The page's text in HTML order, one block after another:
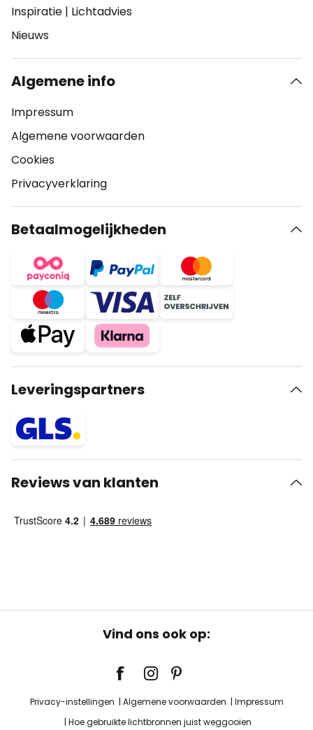
Inspiratie | Lichtadvies
Nieuws
Algemene info
Impressum
Algemene voorwaarden
Cookies
Privacyverklaring
Betaalmogelijkheden
Leveringspartners
Reviews van klanten
Vind ons ook op:
Privacy-instellingen Algemene voorwaarden
Impressum
Hoe gebruikte lichtbronnen juist weggooien